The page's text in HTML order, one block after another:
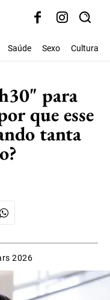
Saúde Sexo Cultura
para
que esse
tanta
2026